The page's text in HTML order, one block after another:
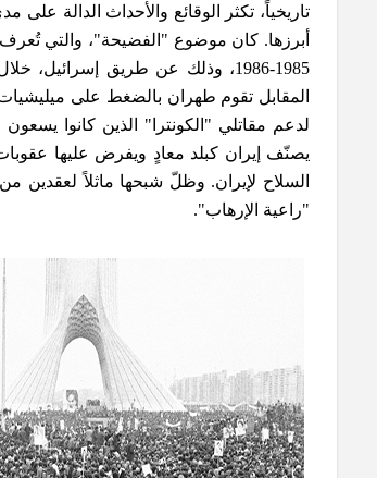
تاريخياً، تكثر الوقائع والأحداث الدالة على
أبرزها. كان موضوع "الفضيحة"، والتي
1985-1986، وذلك عن طريق إسرائيل، خلال
المقابل تقوم طهران بالضغط على
لدعم مقاتلي "الكونترا" الذين كانوا
يصنّف إيران كبلد معادٍ ويفرض عليها
السلاح لإيران. وظلّ شبحها ماثلاً لعقدين
"راعية الإرهاب".